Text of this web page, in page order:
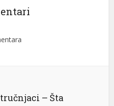
– Šta